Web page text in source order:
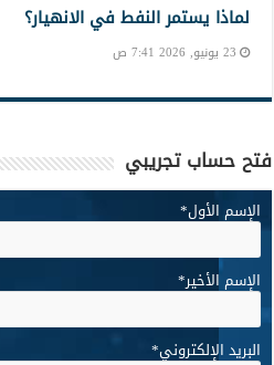
لماذا يستمر النفط في الانهيار؟
23 يونيو, 2026 7:41 ص
فتح حساب تجريبي
الإسم الأول*
الإسم الأخير*
البريد الإلكتروني*